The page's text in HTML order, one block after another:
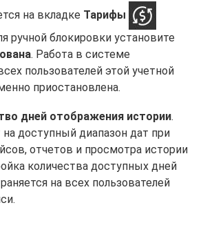
на вкладке Тарифы
ручной блокировки установите
. Работа в системе
пользователей этой учетной
приостановлена.
дней отображения истории.
на доступный диапазон дат при
отчетов и просмотра истории
количества доступных дней
на всех пользователей